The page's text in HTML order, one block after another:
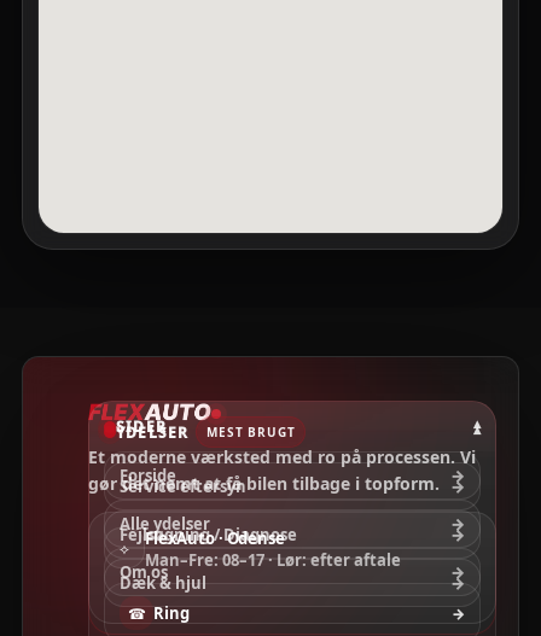
Et moderne værksted med ro på processen. Vi
gør det nemt at få bilen tilbage i topform.
⟡
FlexAuto · Odense
Man–Fre: 08–17 · Lør: efter aftale
☎ Ring →
YDELSER MEST BRUGT ▾
Service eftersyn →
Fejlsøgning / Diagnose →
Dæk & hjul →
SIDER ▾
Forside →
Alle ydelser →
Om os →